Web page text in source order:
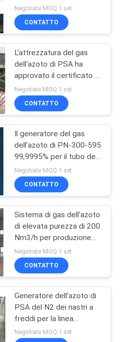
del
20
purezza 99,9995%
producendo la macchina
Negotiate MOQ:1 set
CONTATTO
L'attrezzatura del gas
dell'azoto di PSA ha
approvato il certificato di
SGS/CE per ricottura del
tubo d'acciaio
Negotiate MOQ:1 set
CONTATTO
Il generatore del gas
dell'azoto di PN-300-595
99,9995% per il tubo del
bottaio/striscia del
bottaio/bottaio riveste la
ricottura
Negotiate MOQ:1 set
CONTATTO
Sistema di gas dell'azoto
di elevata purezza di 200
Nm3/h per produzione
del catodo della batteria
al litio
Negotiate MOQ:1 set
CONTATTO
Generatore dell'azoto di
PSA del N2 dei nastri a
freddi per la linea
sistema di
Negotiate MOQ:1 set